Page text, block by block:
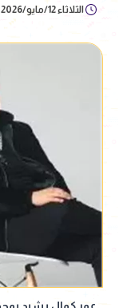
الثلاثاء 12/مايو/2026 - 07:53 م